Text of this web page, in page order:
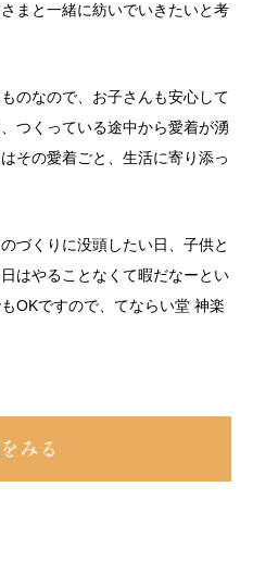
まと一緒に紡いでいきたいと考
のなので、お子さんも安心して
つくっている途中から愛着が湧
その愛着ごと、生活に寄り添っ
づくりに没頭したい日、子供と
はやることなくて暇だなーとい
OKですので、てならい堂 神楽
みる